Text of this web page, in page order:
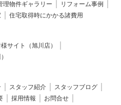
理物件ギャラリー
リフォーム事例
住宅取得時にかかる諸費用
サイト（旭川店）
スタッフ紹介
スタッフブログ
採用情報
お問合せ